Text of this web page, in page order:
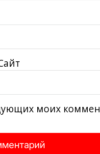
моих